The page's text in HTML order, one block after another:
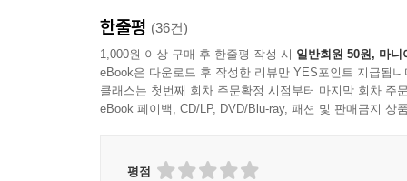
한줄평 (36건)
1,000원 이상 구매 후 한줄평 작성 시 일반회원 50원, 마니
eBook은 다운로드 후 작성한 리뷰만 YES포인트 지급됩니
클래스는 첫번째 회차 주문확정 시점부터 마지막 회차 주
eBook 페이백, CD/LP, DVD/Blu-ray, 패션 및 판매금지 상
평점